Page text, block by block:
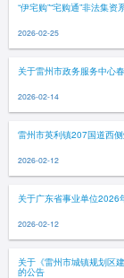
“伊宅购”“宅购通”非法集
2026-02-25
关于雷州市政务服务中心
2026-02-14
雷州市英利镇207国道西
2026-02-12
关于广东省事业单位2026
2026-02-12
关于《雷州市城镇规划区
的公告